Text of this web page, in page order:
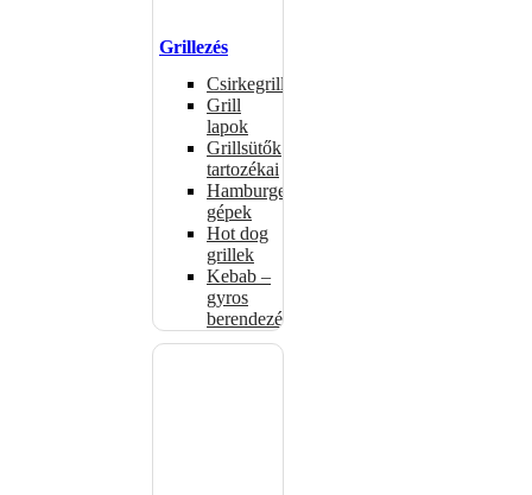
Grillezés
Csirkegrillek
Grill
lapok
Grillsütők
tartozékai
Hamburgerformázó
gépek
Hot dog
grillek
Kebab –
gyros
berendezés